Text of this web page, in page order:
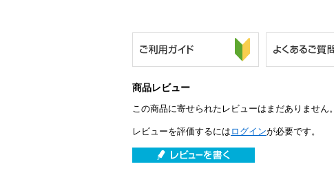
商品レビュー
この商品に寄せられたレビューはまだありません。
レビューを評価するには ログインが必要です。